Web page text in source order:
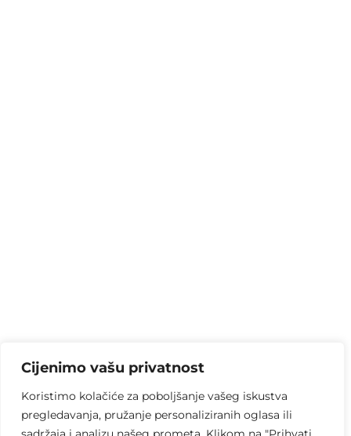
Cijenimo vašu privatnost
Koristimo kolačiće za poboljšanje vašeg iskustva
pregledavanja, pružanje personaliziranih oglasa ili